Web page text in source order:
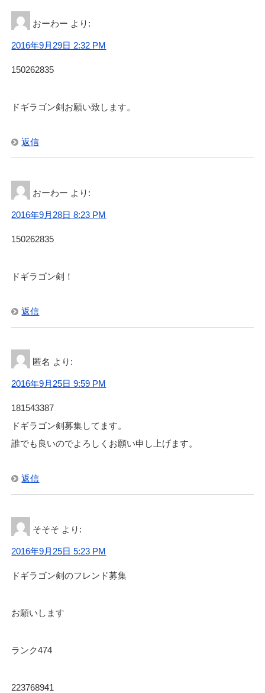
おーわー より:
2016年9月29日 2:32 PM
150262835
ドギラゴン剣お願い致します。
返信
おーわー より:
2016年9月28日 8:23 PM
150262835
ドギラゴン剣！
返信
匿名 より:
2016年9月25日 9:59 PM
181543387
ドギラゴン剣募集してます。
誰でも良いのでよろしくお願い申し上げます。
返信
そそそ より:
2016年9月25日 5:23 PM
ドギラゴン剣のフレンド募集
お願いします
ランク474
223768941